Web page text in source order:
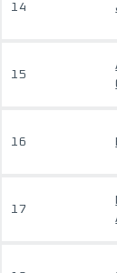
14
15
16
17